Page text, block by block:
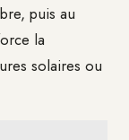
puis au
la
solaires ou